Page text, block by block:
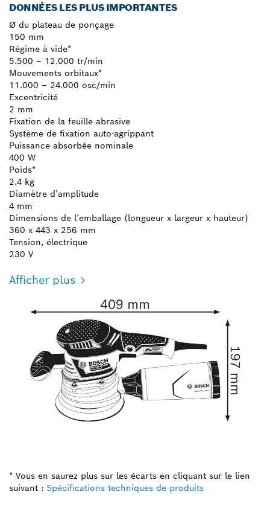
DONNÉES LES PLUS IMPORTANTES
Ø du plateau de ponçage
150 mm
Régime à vide*
5.500 – 12.000 tr/min
Mouvements orbitaux*
11.000 – 24.000 osc/min
Excentricité
2 mm
Fixation de la feuille abrasive
Système de fixation auto-agrippant
Puissance absorbée nominale
400 W
Poids*
2,4 kg
Diamètre d’amplitude
4 mm
Dimensions de l’emballage (longueur x largeur x hauteur)
360 x 443 x 256 mm
Tension, électrique
230 V
Afficher plus
* Vous en saurez plus sur les écarts en cliquant sur le lien
suivant : Spécifications techniques de produits